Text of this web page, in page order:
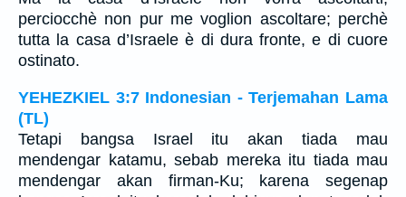
perciocchè non pur me voglion ascoltare; perchè
tutta la casa d’Israele è di dura fronte, e di cuore
ostinato.
YEHEZKIEL 3:7 Indonesian - Terjemahan Lama
(TL)
Tetapi bangsa Israel itu akan tiada mau
mendengar katamu, sebab mereka itu tiada mau
mendengar akan firman-Ku; karena segenap